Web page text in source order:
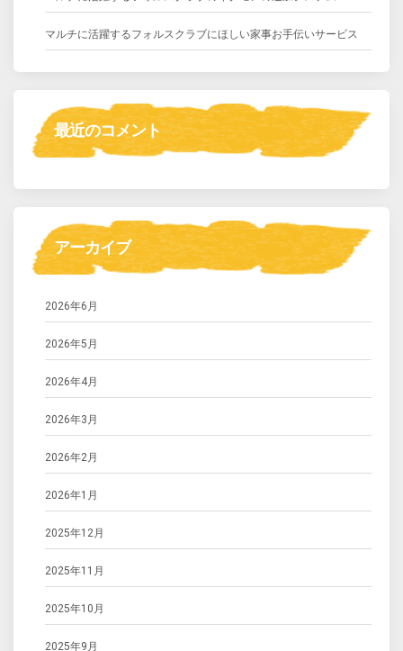
マルチに活躍するフォルスクラブにほしい家事お手伝いサービス
最近のコメント
アーカイブ
2026年6月
2026年5月
2026年4月
2026年3月
2026年2月
2026年1月
2025年12月
2025年11月
2025年10月
2025年9月